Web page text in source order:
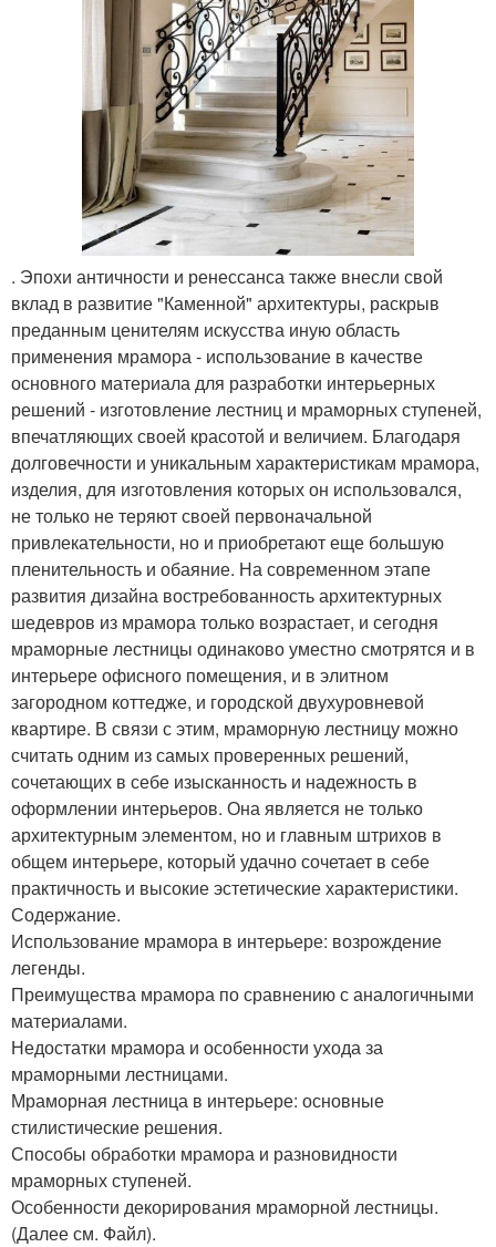
. Эпохи античности и ренессанса также внесли свой
вклад в развитие "Каменной" архитектуры, раскрыв
преданным ценителям искусства иную область
применения мрамора - использование в качестве
основного материала для разработки интерьерных
решений - изготовление лестниц и мраморных ступеней,
впечатляющих своей красотой и величием. Благодаря
долговечности и уникальным характеристикам мрамора,
изделия, для изготовления которых он использовался,
не только не теряют своей первоначальной
привлекательности, но и приобретают еще большую
пленительность и обаяние. На современном этапе
развития дизайна востребованность архитектурных
шедевров из мрамора только возрастает, и сегодня
мраморные лестницы одинаково уместно смотрятся и в
интерьере офисного помещения, и в элитном
загородном коттедже, и городской двухуровневой
квартире. В связи с этим, мраморную лестницу можно
считать одним из самых проверенных решений,
сочетающих в себе изысканность и надежность в
оформлении интерьеров. Она является не только
архитектурным элементом, но и главным штрихов в
общем интерьере, который удачно сочетает в себе
практичность и высокие эстетические характеристики.
Содержание.
Использование мрамора в интерьере: возрождение
легенды.
Преимущества мрамора по сравнению с аналогичными
материалами.
Недостатки мрамора и особенности ухода за
мраморными лестницами.
Мраморная лестница в интерьере: основные
стилистические решения.
Способы обработки мрамора и разновидности
мраморных ступеней.
Особенности декорирования мраморной лестницы.
(Далее см. Файл).